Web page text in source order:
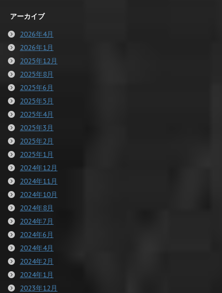
アーカイブ
2026年4月
2026年1月
2025年12月
2025年8月
2025年6月
2025年5月
2025年4月
2025年3月
2025年2月
2025年1月
2024年12月
2024年11月
2024年10月
2024年8月
2024年7月
2024年6月
2024年4月
2024年2月
2024年1月
2023年12月